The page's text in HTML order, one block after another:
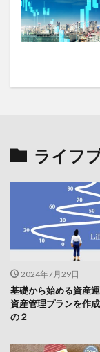
ライフ
2024年7月29日
基礎から始める資産
資産管理プランを作
の２